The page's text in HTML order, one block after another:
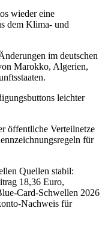
wieder eine
dem Klima- und
im deutschen
Marokko, Algerien,
leichter
öffentliche Verteilnetze
für
Quellen stabil:
18,36 Euro,
Card-Schwellen 2026
Nachweis für